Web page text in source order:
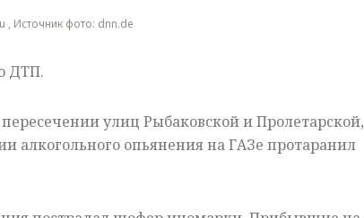
, Источник фото: dnn.de
ДТП.
улиц Рыбаковской и Пролетарской,
алкогольного опьянения на ГАЗе протаранил